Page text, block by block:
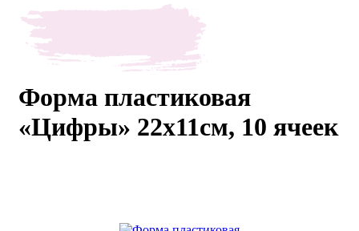
Мастер-
классы
Форма пластиковая
«Цифры» 22х11см, 10 ячеек